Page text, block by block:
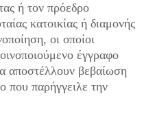
ή τον πρόεδρο
κατοικίας ή διαμονής
οι οποίοι
έγγραφο
αποστέλλουν βεβαίωση
που παρήγγειλε την